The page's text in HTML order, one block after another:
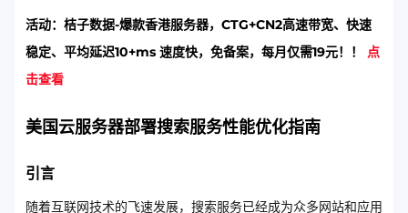
活动：桔子数据-爆款香港服务器，CTG+CN2高速带宽、快速
稳定、平均延迟10+ms 速度快，免备案，每月仅需19元！！ 点
击查看
美国云服务器部署搜索服务性能优化指南
引言
随着互联网技术的飞速发展，搜索服务已经成为众多网站和应用